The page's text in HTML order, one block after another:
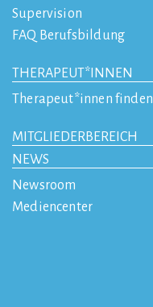
Supervision
FAQ Berufsbildung
THERAPEUT*INNEN
Therapeut*innen finden
MITGLIEDERBEREICH
NEWS
Newsroom
Mediencenter